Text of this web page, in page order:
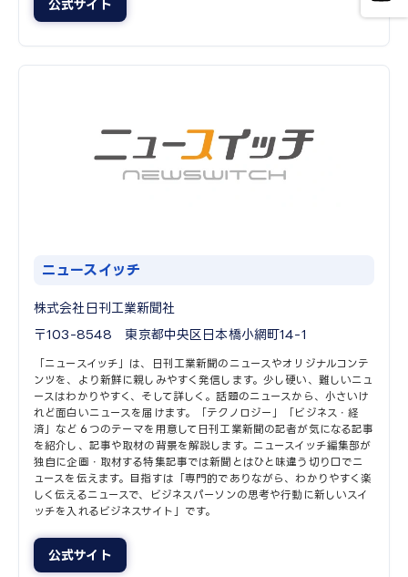
公式サイト
ニュースイッチ
株式会社日刊工業新聞社
〒103-8548 東京都中央区日本橋小網町14-1
「ニュースイッチ」は、日刊工業新聞のニュースやオリジナルコンテ
ンツを、より新鮮に親しみやすく発信します。少し硬い、難しいニュ
ースはわかりやすく、そして詳しく。話題のニュースから、小さいけ
れど面白いニュースを届けます。「テクノロジー」「ビジネス・経
済」など６つのテーマを用意して日刊工業新聞の記者が気になる記事
を紹介し、記事や取材の背景を解説します。ニュースイッチ編集部が
独自に企画・取材する特集記事では新聞とはひと味違う切り口でニ
ュースを伝えます。目指すは「専門的でありながら、わかりやすく楽
しく伝えるニュースで、ビジネスパーソンの思考や行動に新しいスイ
ッチを入れるビジネスサイト」です。
公式サイト